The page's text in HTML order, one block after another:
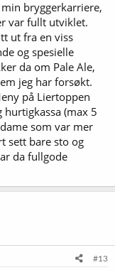
bryggerkarriere,
var fullt utviklet.
ut fra en viss
og spesielle
da om Pale Ale,
jeg har forsøkt.
på Liertoppen
hurtigkassa (max 5
som var mer
sett bare sto og
da fullgode
#13